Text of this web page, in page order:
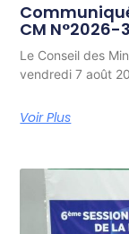
CM N°2026-
Le Conseil des
vendredi 7 août
Voir Plus